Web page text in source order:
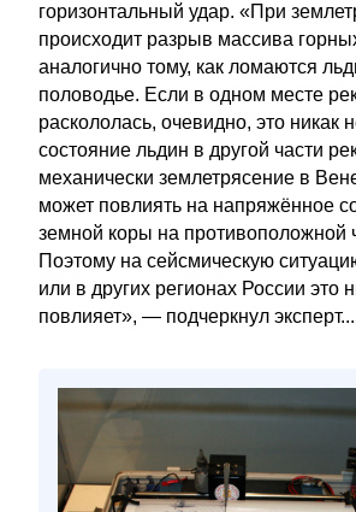
горизонтальный удар. «При
происходит разрыв массива
аналогично тому, как ломаются
половодье. Если в одном месте
раскололась, очевидно, это никак
состояние льдин в другой части
механически землетрясение в
может повлиять на напряжённое
земной коры на противоположной
Поэтому на сейсмическую
или в других регионах России это
повлияет», — подчеркнул